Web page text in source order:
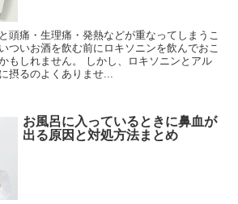
頭痛・生理痛・発熱などが重なってしまうこ
ついお酒を飲む前にロキソニンを飲んでおこ
もしれません。 しかし、ロキソニンとアル
摂るのよくありませ...
お風呂に入っているときに鼻血が
出る原因と対処方法まとめ